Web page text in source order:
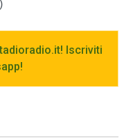
Iscriviti